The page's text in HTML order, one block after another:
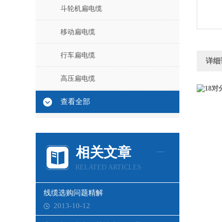
斗轮机扁电缆
移动扁电缆
行车扁电缆
高压扁电缆
查看全部
相关文章
RELATED ARTICLES
线缆选购问题精解
2013-10-12
详细